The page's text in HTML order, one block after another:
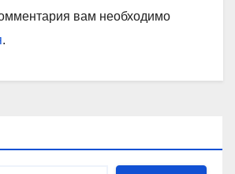
вам необходимо
.